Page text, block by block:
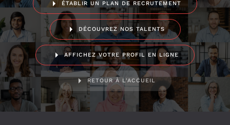
ÉTABLIR UN PLAN DE RECRUTEMENT
DÉCOUVREZ NOS TALENTS
AFFICHEZ VOTRE PROFIL EN LIGNE
RETOUR À L'ACCUEIL